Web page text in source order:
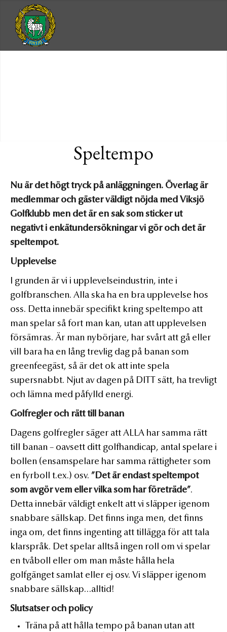
Speltempo
Nu är det högt tryck på anläggningen. Överlag är
medlemmar och gäster väldigt nöjda med Viksjö
Golfklubb men det är en sak som sticker ut
negativt i enkätundersökningar vi gör och det är
speltempot.
Upplevelse
I grunden är vi i upplevelseindustrin, inte i
golfbranschen. Alla ska ha en bra upplevelse hos
oss. Detta innebär specifikt kring speltempo att
man spelar så fort man kan, utan att upplevelsen
försämras. Är man nybörjare, har svårt att gå eller
vill bara ha en lång trevlig dag på banan som
greenfeegäst, så är det ok att inte spela
supersnabbt. Njut av dagen på DITT sätt, ha trevligt
och lämna med påfylld energi.
Golfregler och rätt till banan
Dagens golfregler säger att ALLA har samma rätt
till banan – oavsett ditt golfhandicap, antal spelare i
bollen (ensamspelare har samma rättigheter som
en fyrboll t.ex.) osv. ”Det är endast speltempot
som avgör vem eller vilka som har företräde”.
Detta innebär väldigt enkelt att vi släpper igenom
snabbare sällskap. Det finns inga men, det finns
inga om, det finns ingenting att tillägga för att tala
klarspråk. Det spelar alltså ingen roll om vi spelar
en tvåboll eller om man måste hålla hela
golfgänget samlat eller ej osv. Vi släpper igenom
snabbare sällskap…alltid!
Slutsatser och policy
Träna på att hålla tempo på banan utan att